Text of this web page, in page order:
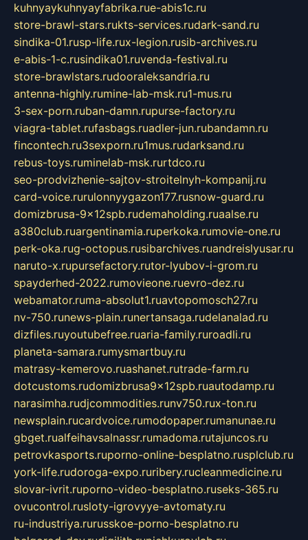
kuhnyaykuhnyayfabrika.rue-abis1c.ru
store-brawl-stars.rukts-services.rudark-sand.ru
sindika-01.rusp-life.rux-legion.rusib-archives.ru
e-abis-1-c.rusindika01.ruvenda-festival.ru
store-brawlstars.rudooraleksandria.ru
antenna-highly.rumine-lab-msk.ru1-mus.ru
3-sex-porn.ruban-damn.rupurse-factory.ru
viagra-tablet.rufasbags.ruadler-jun.rubandamn.ru
fincontech.ru3sexporn.ru1mus.rudarksand.ru
rebus-toys.ruminelab-msk.rurtdco.ru
seo-prodvizhenie-sajtov-stroitelnyh-kompanij.ru
card-voice.rurulonnyygazon177.rusnow-guard.ru
domizbrusa-9x12spb.rudemaholding.ruaalse.ru
a380club.ruargentinamia.ruperkoka.rumovie-one.ru
perk-oka.rug-octopus.rusibarchives.ruandreislyusar.ru
naruto-x.rupursefactory.rutor-lyubov-i-grom.ru
spayderhed-2022.rumovieone.ruevro-dez.ru
webamator.ruma-absolut1.ruavtopomosch27.ru
nv-750.runews-plain.runertansaga.rudelanalad.ru
dizfiles.ruyoutubefree.ruaria-family.ruroadli.ru
planeta-samara.rumysmartbuy.ru
matrasy-kemerovo.ruashanet.rutrade-farm.ru
dotcustoms.rudomizbrusa9x12spb.ruautodamp.ru
narasimha.rudjcommodities.runv750.rux-ton.ru
newsplain.rucardvoice.rumodopaper.rumanunae.ru
gbget.rualfeihavsalnassr.rumadoma.rutajuncos.ru
petrovkasports.ruporno-online-besplatno.rusplclub.ru
york-life.rudoroga-expo.ruribery.rucleanmedicine.ru
slovar-ivrit.ruporno-video-besplatno.ruseks-365.ru
ovucontrol.rusloty-igrovyye-avtomaty.ru
ru-industriya.rurusskoe-porno-besplatno.ru